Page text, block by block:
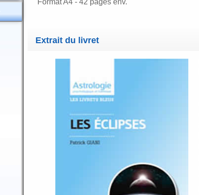
Format A4 - 42 pages env.
Extrait du livret